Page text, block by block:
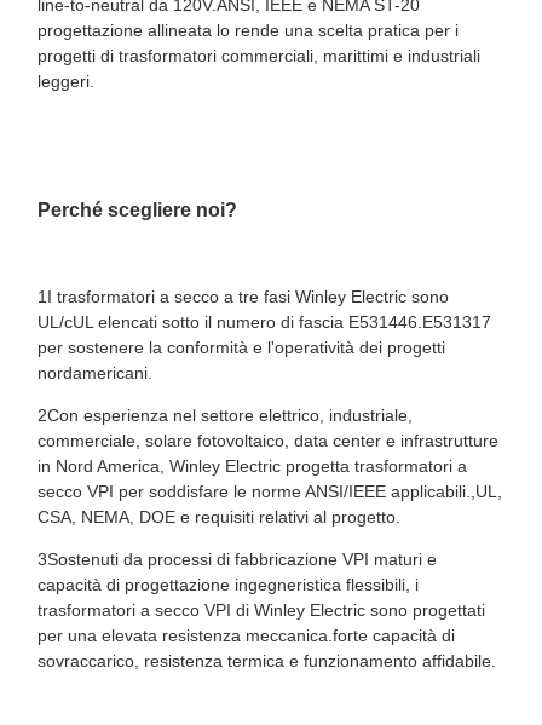
line-to-neutral da 120V.ANSI, IEEE e NEMA ST-20
progettazione allineata lo rende una scelta pratica per i
progetti di trasformatori commerciali, marittimi e industriali
leggeri.
Perché scegliere noi?
1I trasformatori a secco a tre fasi Winley Electric sono
UL/cUL elencati sotto il numero di fascia E531446.E531317
per sostenere la conformità e l'operatività dei progetti
nordamericani.
2Con esperienza nel settore elettrico, industriale,
commerciale, solare fotovoltaico, data center e infrastrutture
in Nord America, Winley Electric progetta trasformatori a
secco VPI per soddisfare le norme ANSI/IEEE applicabili.,UL,
CSA, NEMA, DOE e requisiti relativi al progetto.
3Sostenuti da processi di fabbricazione VPI maturi e
capacità di progettazione ingegneristica flessibili, i
trasformatori a secco VPI di Winley Electric sono progettati
per una elevata resistenza meccanica.forte capacità di
sovraccarico, resistenza termica e funzionamento affidabile.